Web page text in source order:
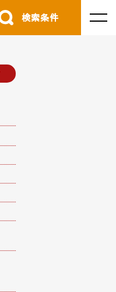
検索条件